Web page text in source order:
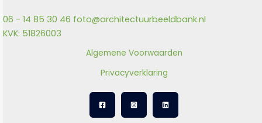
06 - 14 85 30 46 foto@architectuurbeeldbank.nl
KVK: 51826003
Algemene Voorwaarden
Privacyverklaring